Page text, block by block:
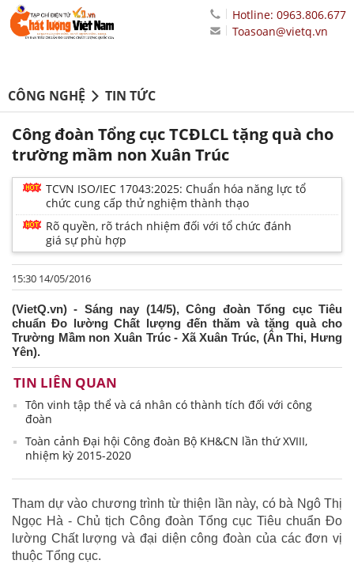
Hotline: 0963.806.677
Toasoan@vietq.vn
CÔNG NGHỆ TIN TỨC
Công đoàn Tổng cục TCĐLCL tặng quà cho
trường mầm non Xuân Trúc
TCVN ISO/IEC 17043:2025: Chuẩn hóa năng lực tổ
chức cung cấp thử nghiệm thành thạo
Rõ quyền, rõ trách nhiệm đối với tổ chức đánh
giá sự phù hợp
15:30 14/05/2016
(VietQ.vn) - Sáng nay (14/5), Công đoàn Tổng cục Tiêu
chuẩn Đo lường Chất lượng đến thăm và tặng quà cho
Trường Mầm non Xuân Trúc - Xã Xuân Trúc, (Ân Thi, Hưng
Yên).
TIN LIÊN QUAN
Tôn vinh tập thể và cá nhân có thành tích đối với công
đoàn
Toàn cảnh Đại hội Công đoàn Bộ KH&CN lần thứ XVIII,
nhiệm kỳ 2015-2020
Tham dự vào chương trình từ thiện lần này, có bà Ngô Thị
Ngọc Hà - Chủ tịch Công đoàn Tổng cục Tiêu chuẩn Đo
lường Chất lượng và đại diện công đoàn của các đơn vị
thuộc Tổng cục.